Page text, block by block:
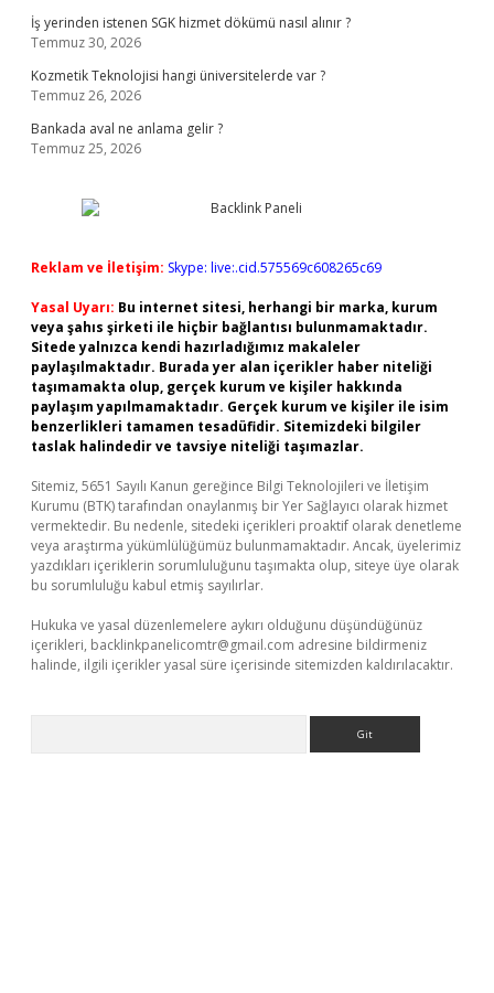
İş yerinden istenen SGK hizmet dökümü nasıl alınır ?
Temmuz 30, 2026
Kozmetik Teknolojisi hangi üniversitelerde var ?
Temmuz 26, 2026
Bankada aval ne anlama gelir ?
Temmuz 25, 2026
Reklam ve İletişim: Skype: live:.cid.575569c608265c69
Yasal Uyarı: Bu internet sitesi, herhangi bir marka, kurum
veya şahıs şirketi ile hiçbir bağlantısı bulunmamaktadır.
Sitede yalnızca kendi hazırladığımız makaleler
paylaşılmaktadır. Burada yer alan içerikler haber niteliği
taşımamakta olup, gerçek kurum ve kişiler hakkında
paylaşım yapılmamaktadır. Gerçek kurum ve kişiler ile isim
benzerlikleri tamamen tesadüfidir. Sitemizdeki bilgiler
taslak halindedir ve tavsiye niteliği taşımazlar.
Sitemiz, 5651 Sayılı Kanun gereğince Bilgi Teknolojileri ve İletişim
Kurumu (BTK) tarafından onaylanmış bir Yer Sağlayıcı olarak hizmet
vermektedir. Bu nedenle, sitedeki içerikleri proaktif olarak denetleme
veya araştırma yükümlülüğümüz bulunmamaktadır. Ancak, üyelerimiz
yazdıkları içeriklerin sorumluluğunu taşımakta olup, siteye üye olarak
bu sorumluluğu kabul etmiş sayılırlar.
Hukuka ve yasal düzenlemelere aykırı olduğunu düşündüğünüz
içerikleri, backlinkpanelicomtr@gmail.com adresine bildirmeniz
halinde, ilgili içerikler yasal süre içerisinde sitemizden kaldırılacaktır.